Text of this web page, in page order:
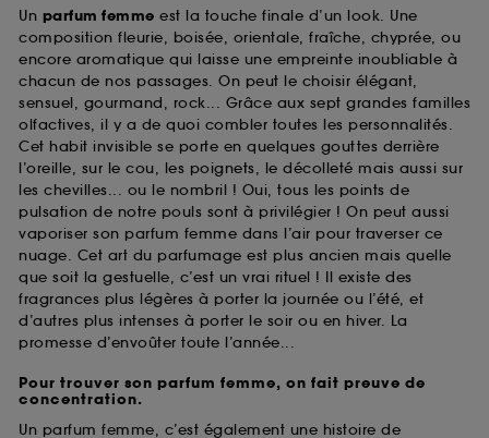
Un parfum femme est la touche finale d’un look. Une
composition fleurie, boisée, orientale, fraîche, chyprée, ou
encore aromatique qui laisse une empreinte inoubliable à
chacun de nos passages. On peut le choisir élégant,
sensuel, gourmand, rock... Grâce aux sept grandes familles
olfactives, il y a de quoi combler toutes les personnalités.
Cet habit invisible se porte en quelques gouttes derrière
l’oreille, sur le cou, les poignets, le décolleté mais aussi sur
les chevilles... ou le nombril ! Oui, tous les points de
pulsation de notre pouls sont à privilégier ! On peut aussi
vaporiser son parfum femme dans l’air pour traverser ce
nuage. Cet art du parfumage est plus ancien mais quelle
que soit la gestuelle, c’est un vrai rituel ! Il existe des
fragrances plus légères à porter la journée ou l’été, et
d’autres plus intenses à porter le soir ou en hiver. La
promesse d’envoûter toute l’année...
Pour trouver son parfum femme, on fait preuve de
concentration.
Un parfum femme, c’est également une histoire de